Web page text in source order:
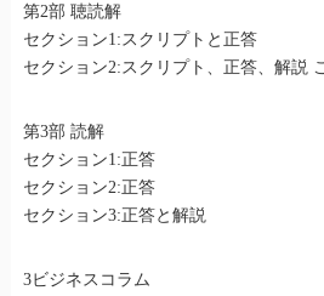
第2部 聴読解
セクション1:スクリプトと正答
セクション2:スクリプト、正答、解説
第3部 読解
セクション1:正答
セクション2:正答
セクション3:正答と解説
3ビジネスコラム